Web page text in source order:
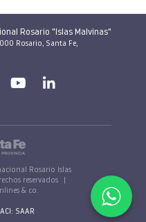
Rosario "Islas Malvinas"
Rosario, Santa Fe,
Rosario Islas
reservados
& co.
SAAR